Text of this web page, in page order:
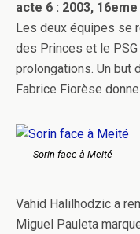
acte 6 : 2003,
Les deux équipes se
des Princes et le PSG
prolongations. Un but
Fabrice Fiorèse
Sorin face à Meité
Vahid Halilhodzic a
Miguel Pauleta